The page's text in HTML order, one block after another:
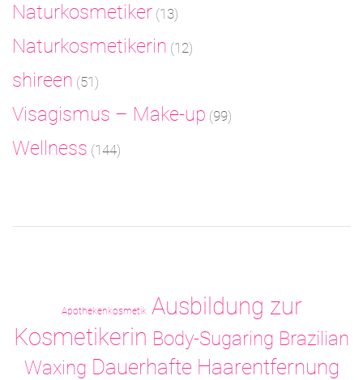
Naturkosmetiker (13)
Naturkosmetikerin (12)
shireen (51)
Visagismus – Make-up (99)
Wellness (144)
Apothekenkosmetik Ausbildung zur
Kosmetikerin Body-Sugaring Brazilian
Waxing Dauerhafte Haarentfernung